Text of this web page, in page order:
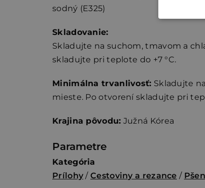
sodný (E325)
Skladovanie:
Skladujte na suchom, tmavom a
skladujte pri teplote do +7 °C.
Minimálna trvanlivosť: Skladujte
mieste. Po otvorení skladujte pri
Krajina pôvodu: Južná Kórea
Parametre
Kategória
Prílohy /Cestoviny a rezance /